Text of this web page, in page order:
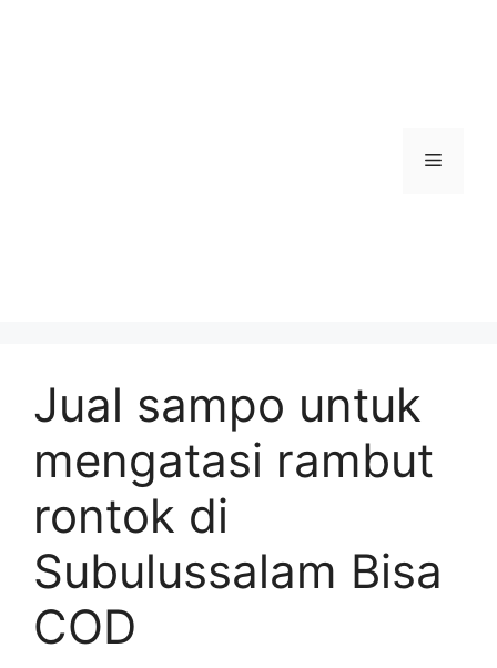
Menu
Jual sampo untuk
mengatasi rambut
rontok di
Subulussalam Bisa
COD